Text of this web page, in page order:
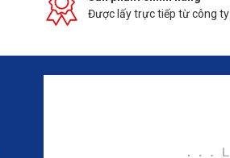
Được lấy trực tiếp từ công ty